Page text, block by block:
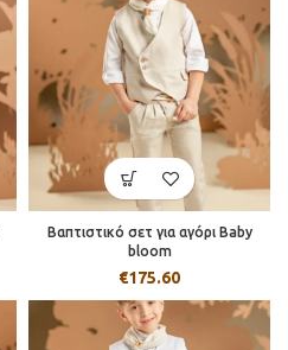
Βαπτιστικό σετ για αγόρι Baby
bloom
€175.60